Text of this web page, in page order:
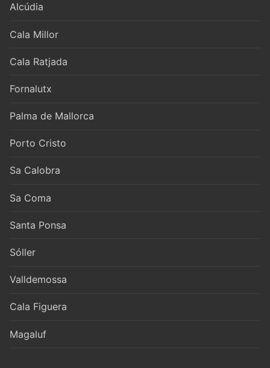
Alcúdia
Cala Millor
Cala Ratjada
Fornalutx
Palma de Mallorca
Porto Cristo
Sa Calobra
Sa Coma
Santa Ponsa
Sóller
Valldemossa
Cala Figuera
Magaluf